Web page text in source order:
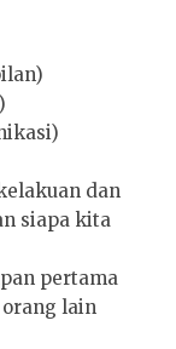
)
dan
siapa kita
pertama
orang lain